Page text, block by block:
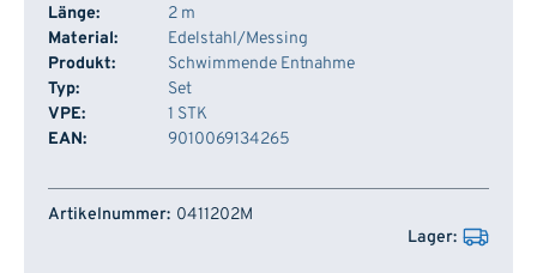
Länge:
2 m
Material:
Edelstahl/Messing
Produkt:
Schwimmende Entnahme
Typ:
Set
VPE:
1 STK
EAN:
9010069134265
Artikelnummer Lager
0411202M